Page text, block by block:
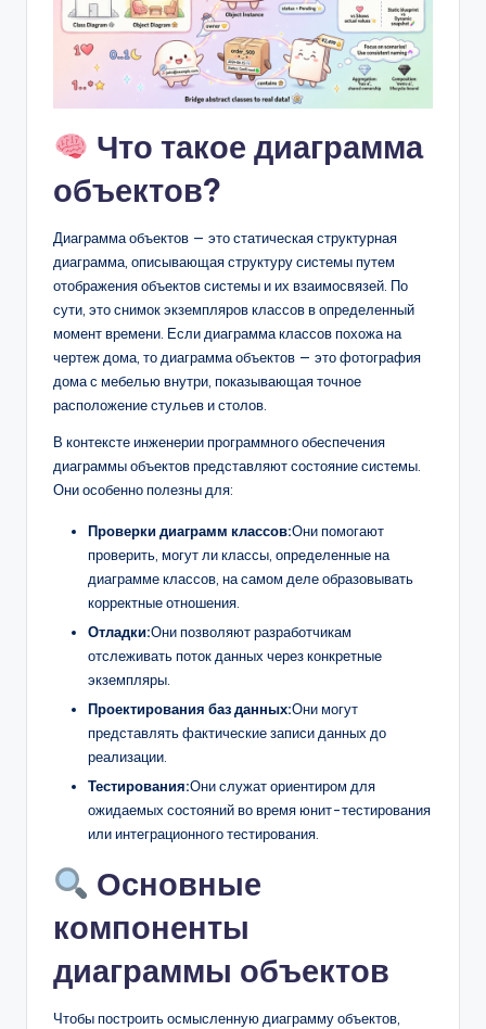
Что такое диаграмма
объектов?
Диаграмма объектов — это статическая структурная
диаграмма, описывающая структуру системы путем
отображения объектов системы и их взаимосвязей. По
сути, это снимок экземпляров классов в определенный
момент времени. Если диаграмма классов похожа на
чертеж дома, то диаграмма объектов — это фотография
дома с мебелью внутри, показывающая точное
расположение стульев и столов.
В контексте инженерии программного обеспечения
диаграммы объектов представляют состояние системы.
Они особенно полезны для:
Проверки диаграмм классов:Они помогают
проверить, могут ли классы, определенные на
диаграмме классов, на самом деле образовывать
корректные отношения.
Отладки:Они позволяют разработчикам
отслеживать поток данных через конкретные
экземпляры.
Проектирования баз данных:Они могут
представлять фактические записи данных до
реализации.
Тестирования:Они служат ориентиром для
ожидаемых состояний во время юнит-тестирования
или интеграционного тестирования.
Основные
компоненты
диаграммы объектов
Чтобы построить осмысленную диаграмму объектов,